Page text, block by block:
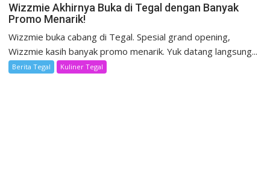
Wizzmie Akhirnya Buka di Tegal dengan Banyak
Promo Menarik!
Wizzmie buka cabang di Tegal. Spesial grand opening,
Wizzmie kasih banyak promo menarik. Yuk datang langsung...
Berita Tegal Kuliner Tegal